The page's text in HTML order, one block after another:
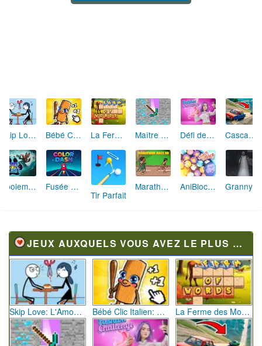
Skip Love: L'Amour en Péril Bébé Clic Italien: La Folie des Petits Bambins La Ferme des Mots - Cultivez votre Vocabulaire Maître de la Destruction: Fusion de Pioches Défi de Mode: Star du Podium Cascades Folles 3D
Aboiement Stellaire : Aventure Canine Fusée Chromatique: La Course des Couleurs
Tir Parfait
Marathon Champion io AniBlocos: Connecte les Animaux Mignons!
JEUX AUXQUELS VOUS AVEZ LE PLUS JOUÉ
Skip Love: L'Amour en Péril Bébé Clic Italien: La Folie des Petits Bambins La Ferme des Mots - Cultivez votre Vocabulaire